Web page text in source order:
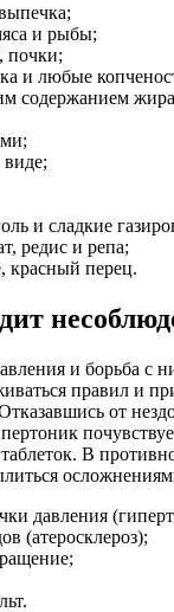
и рыбы;
почки;
и любые
содержанием
и сладкие
редис и репа;
красный перец.
и борьба с
правил и
от
В
давления
(атеросклероз);